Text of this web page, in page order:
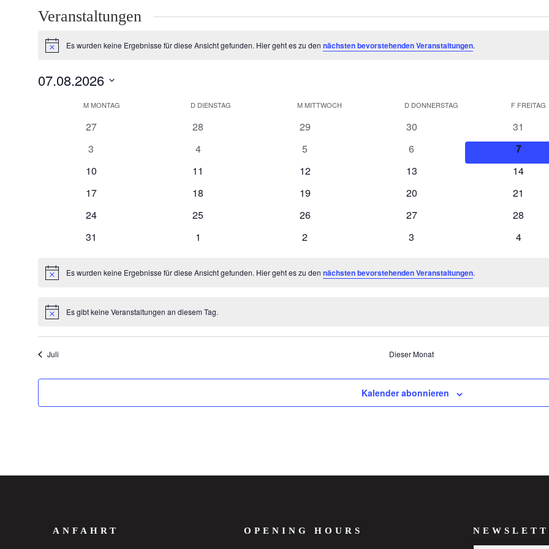
Veranstaltungen
HinweisEs wurden keine Ergebnisse für diese Ansicht gefunden. Hier geht es zu den nächsten bevorstehenden Veranstaltungen.
07.08.2026
Kalender
MMONTAG D DIENSTAG MMITTWOCH D DONNERSTAG F FREITAG
0
27
0
28
0
29
0
Veranstaltungen
30
0
31
0
3
0
4
0
5
0
Veranstaltungen
6
0
7
0
10
0
11
0
12
0
13
0
14
0
17
0
18
0
19
0
20
0
21
0
24
0
25
0
26
0
27
0
28
0
31
0
1
0
2
0
3
0
4
HinweisEs wurden keine Ergebnisse für diese Ansicht gefunden. Hier geht es zu den nächsten bevorstehenden Veranstaltungen.
HinweisEs gibt keine Veranstaltungen an diesem Tag.
Juli Dieser Monat
Kalender abonnieren
ANFAHRT OPENING HOURS